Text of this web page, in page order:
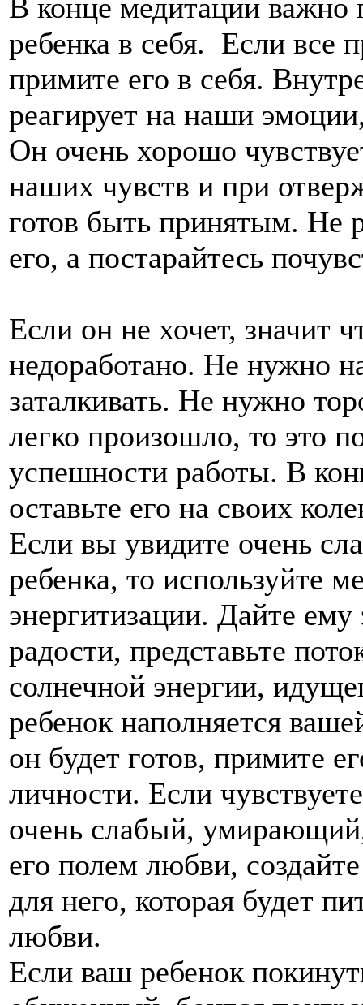
В конце медитации важно
ребенка в себя. Если все
примите его в себя.
реагирует на наши
Он очень хорошо
наших чувств и при
готов быть принятым. Не
его, а постарайтесь
Если он не хочет, значит
недоработано. Не нужно
заталкивать. Не нужно
легко произошло, то это
успешности работы. В
оставьте его на своих
Если вы увидите очень
ребенка, то используйте
энергитизации. Дайте
радости, представьте
солнечной энергии,
ребенок наполняется
он будет готов, примите
личности. Если
очень слабый,
его полем любви,
для него, которая будет
любви.
Если ваш ребенок